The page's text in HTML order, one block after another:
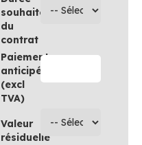
souhaitée
du
contrat
Paiement
anticipé
(excl
TVA)
Valeur
résiduelle